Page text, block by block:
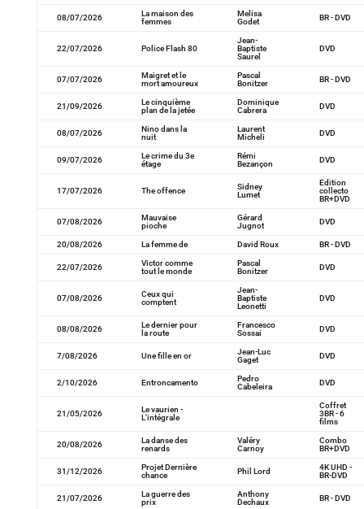
08/07/2026
La maison des
femmes
Melisa
Godet
BR - DVD
22/07/2026 Police Flash 80
Jean-
Baptiste
Saurel
DVD
07/07/2026
Maigret et le
mort amoureux
Pascal
Bonitzer
BR - DVD
21/09/2026
Le cinquième
plan de la jetée
Dominique
Cabrera
DVD
08/07/2026
Nino dans la
nuit
Laurent
Micheli
DVD
09/07/2026
Le crime du 3e
étage
Rémi
Bezançon
DVD
17/07/2026 The offence
Sidney
Lumet
Edition
collecto
BR+DVD
07/08/2026
Mauvaise
pioche
Gérard
Jugnot
DVD
20/08/2026 La femme de David Roux BR - DVD
22/07/2026
Victor comme
tout le monde
Pascal
Bonitzer
DVD
07/08/2026
Ceux qui
comptent
Jean-
Baptiste
Leonetti
DVD
08/08/2026
Le dernier pour
la route
Francesco
Sossai
DVD
7/08/2026 Une fille en or
Jean-Luc
Gaget
DVD
2/10/2026 Entroncamento
Pedro
Cabeleira
DVD
21/05/2026
Le vaurien -
L'intégrale
Coffret
3BR - 6
films
20/08/2026
La danse des
renards
Valéry
Carnoy
Combo
BR+DVD
31/12/2026
Projet Dernière
chance
Phil Lord
4K UHD -
BR-DVD
21/07/2026
La guerre des
prix
Anthony
Dechaux
BR - DVD